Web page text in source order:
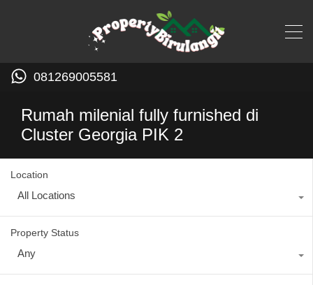
081269005581
Rumah milenial fully furnished di
Cluster Georgia PIK 2
Location
All Locations
Property Status
Any